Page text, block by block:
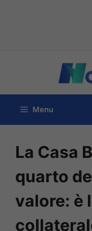
contenuto
Menu
La Casa
quarto
valore: è